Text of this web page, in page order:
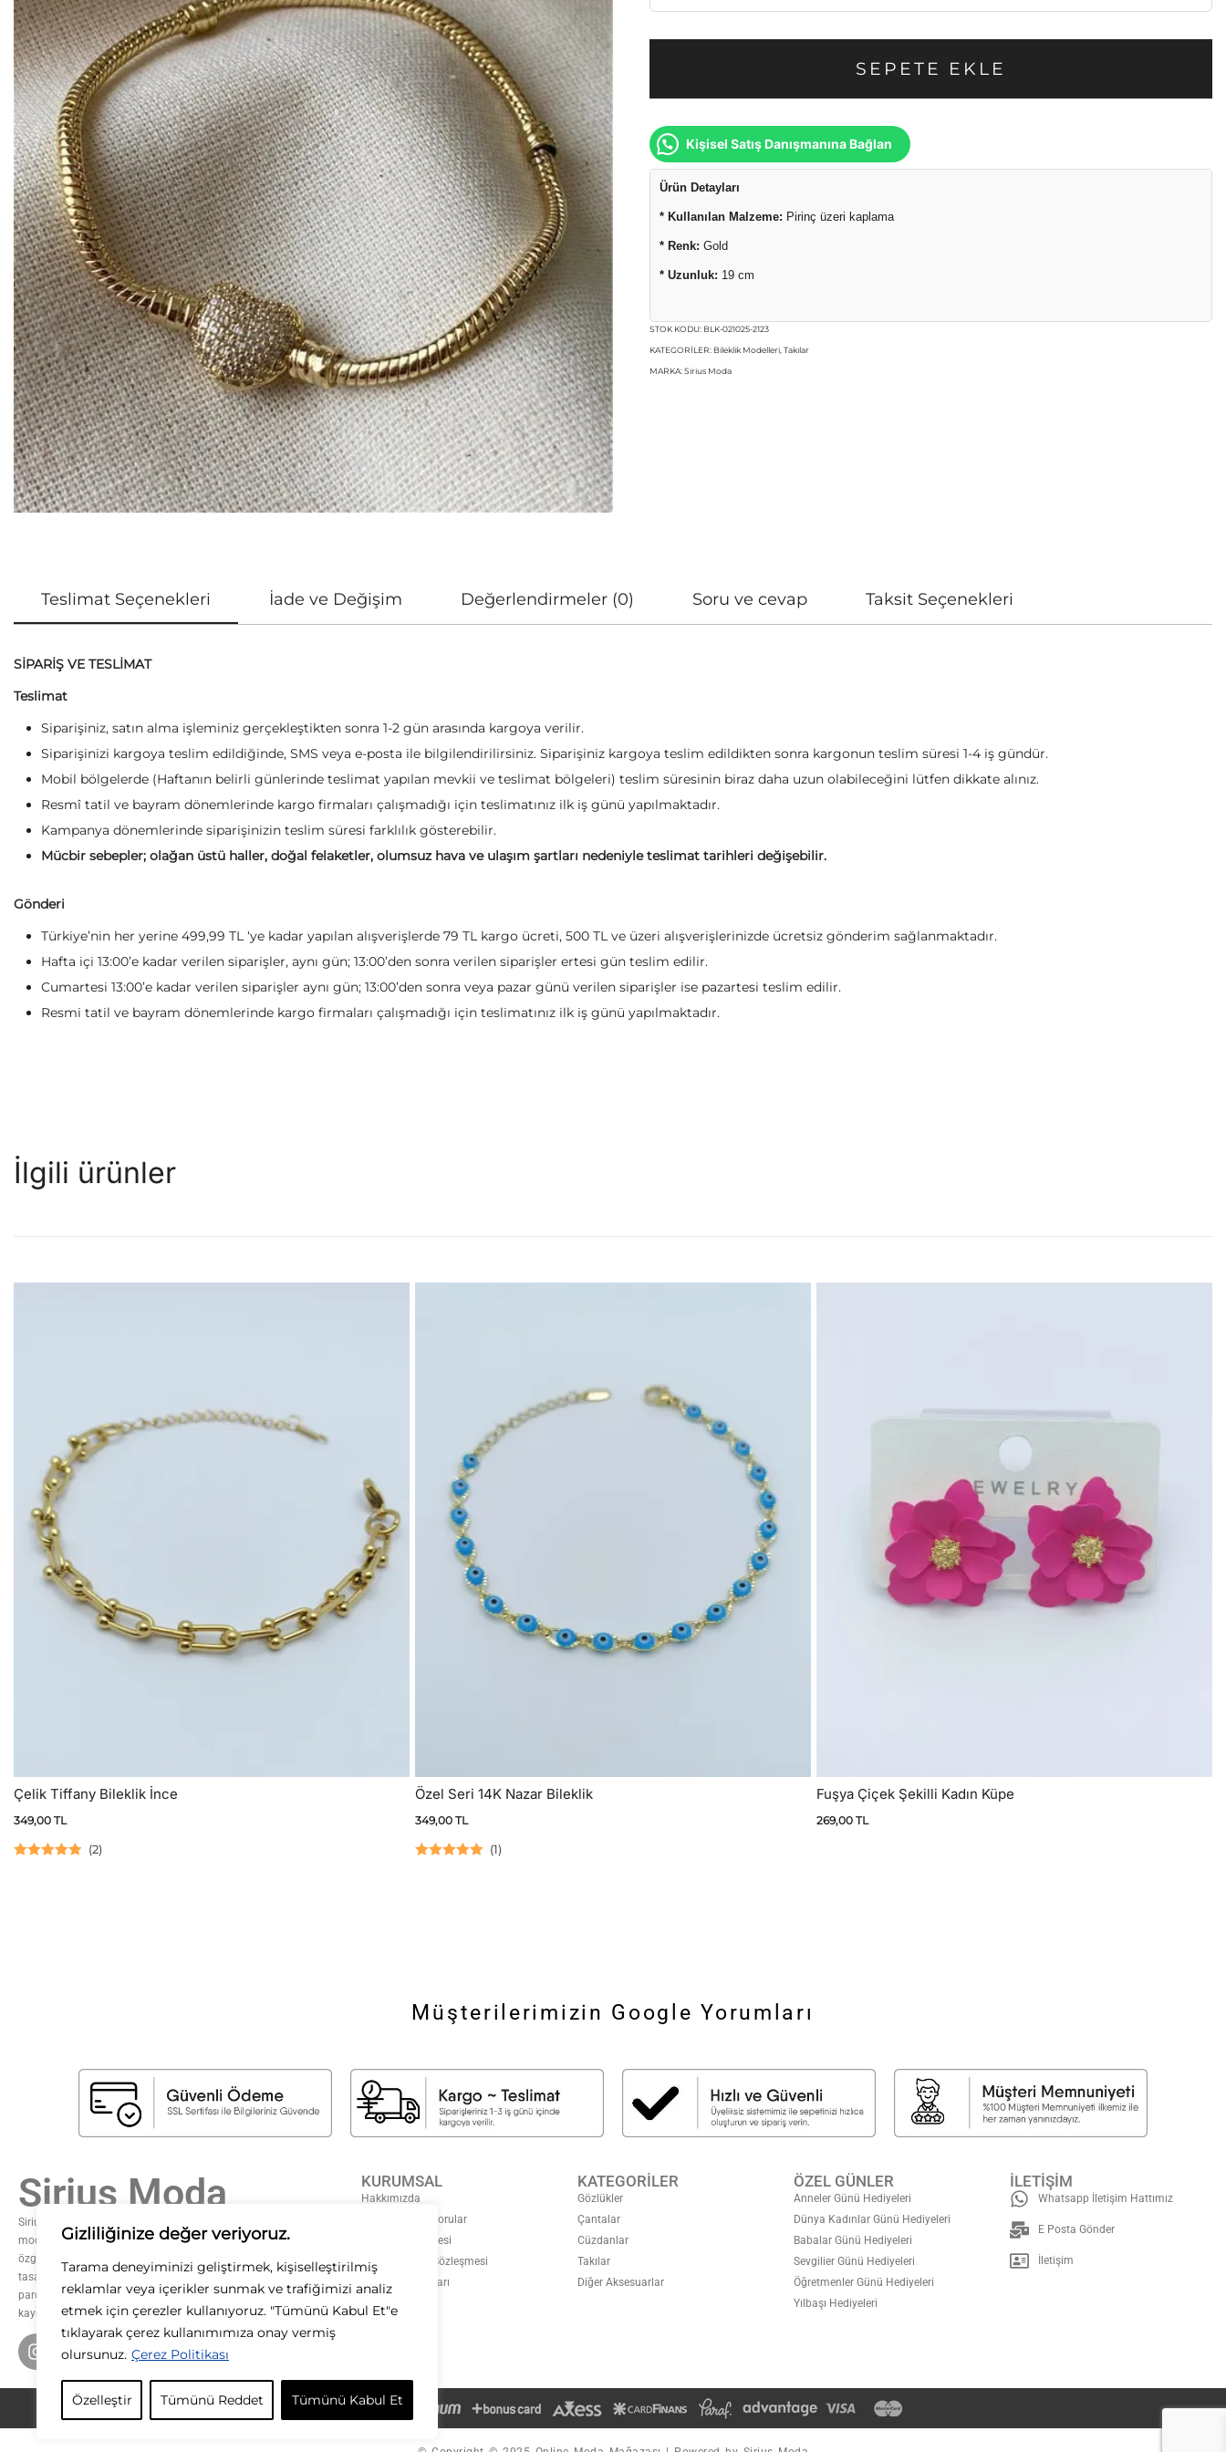
Gizliliğinize değer veriyoruz.
Tarama deneyiminizi geliştirmek, kişiselleştirilmiş
reklamlar veya içerikler sunmak ve trafiğimizi analiz
etmek için çerezler kullanıyoruz. "Tümünü Kabul Et"e
tıklayarak çerez kullanımımıza onay vermiş
olursunuz. Çerez Politikası
Özelleştir Tümünü Reddet Tümünü Kabul Et
SEPETE EKLE
Kişisel Satış Danışmanına Bağlan
Ürün Detayları
* Kullanılan Malzeme: Pirinç üzeri kaplama
* Renk: Gold
* Uzunluk: 19 cm
STOK KODU: BLK-021025-2123
KATEGORILER: Bileklik Modelleri Takılar
MARKA:Sirius Moda
Teslimat Seçenekleri İade ve Değişim Değerlendirmeler (0) Soru ve cevap Taksit Seçenekleri
SİPARİŞ VE TESLİMAT
Teslimat
Siparişiniz, satın alma işleminiz gerçekleştikten sonra 1-2 gün arasında kargoya verilir.
Siparişinizi kargoya teslim edildiğinde, SMS veya e-posta ile bilgilendirilirsiniz. Siparişiniz kargoya teslim edildikten sonra kargonun teslim süresi 1-4 iş gündür.
Mobil bölgelerde (Haftanın belirli günlerinde teslimat yapılan mevkii ve teslimat bölgeleri) teslim süresinin biraz daha uzun olabileceğini lütfen dikkate alınız.
Resmî tatil ve bayram dönemlerinde kargo firmaları çalışmadığı için teslimatınız ilk iş günü yapılmaktadır.
Kampanya dönemlerinde siparişinizin teslim süresi farklılık gösterebilir.
Mücbir sebepler; olağan üstü haller, doğal felaketler, olumsuz hava ve ulaşım şartları nedeniyle teslimat tarihleri değişebilir.
Gönderi
Türkiye’nin her yerine 499,99 TL ‘ye kadar yapılan alışverişlerde 79 TL kargo ücreti, 500 TL ve üzeri alışverişlerinizde ücretsiz gönderim sağlanmaktadır.
Hafta içi 13:00’e kadar verilen siparişler, aynı gün; 13:00’den sonra verilen siparişler ertesi gün teslim edilir.
Cumartesi 13:00’e kadar verilen siparişler aynı gün; 13:00’den sonra veya pazar günü verilen siparişler ise pazartesi teslim edilir.
Resmi tatil ve bayram dönemlerinde kargo firmaları çalışmadığı için teslimatınız ilk iş günü yapılmaktadır.
İlgili ürünler
Çelik Tiffany Bileklik İnce
349,00 TL
(2)
Özel Seri 14K Nazar Bileklik
349,00 TL
(1)
Fuşya Çiçek Şekilli Kadın Küpe
269,00 TL
Müşterilerimizin Google Yorumları
Sirius Moda
Sirius Moda olarak, stilin gücüne inanıyoruz. Zamansız şıklığı
modern dokunuşlarla buluşturarak, her kadının kendi tarzını
özgürce yansıtmasını sağlıyoruz. Kaliteyi, zarafeti ve özgün
tasarımları ön planda tutarak; her koleksiyonumuzda ilham verici
parçalar sunuyoruz. Moda bizim tutkumuz, siz ise ilham
kaynağımızsınız.
KURUMSAL
Hakkımızda
Sıkça Sorulan Sorular
Gizlilik Sözleşmesi
Mesafeli Satış Sözleşmesi
Teslimat Koşulları
İade ve Değişim
KATEGORİLER
Gözlükler
Çantalar
Cüzdanlar
Takılar
Diğer Aksesuarlar
ÖZEL GÜNLER
Anneler Günü Hediyeleri
Dünya Kadınlar Günü Hediyeleri
Babalar Günü Hediyeleri
Sevgilier Günü Hediyeleri
Öğretmenler Günü Hediyeleri
Yılbaşı Hediyeleri
İLETİŞİM
Whatsapp İletişim Hattımız
E Posta Gönder
İletişim